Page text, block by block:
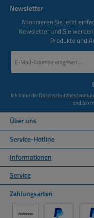
Newsletter
Abonnieren Sie jetzt
Newsletter und Sie
Produkte und
Mail-
Ich habe die
und bin
Über uns
Service-Hotline
Informationen
Service
Zahlungsarten
Vorkasse